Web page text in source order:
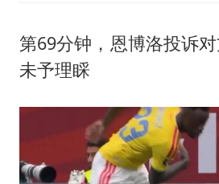
第69分钟，恩博洛投诉
未予理睬